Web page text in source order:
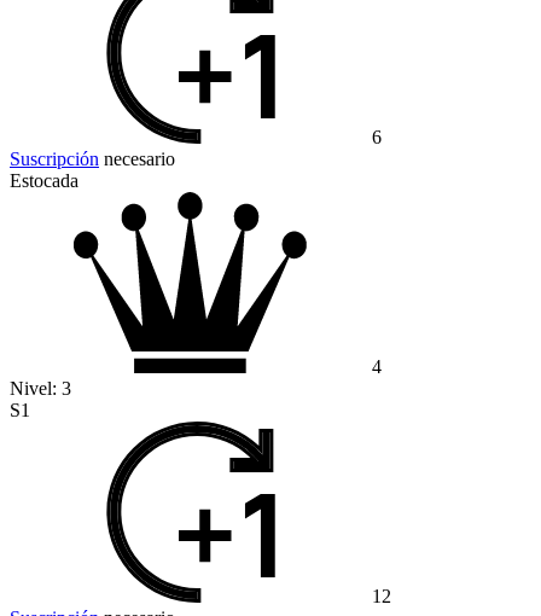
6
Suscripción necesario
Estocada
4
Nivel: 3
S1
12